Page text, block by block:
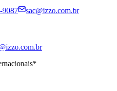
9087
sac@izzo.com.br